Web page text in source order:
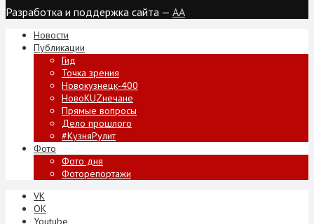
Разработка и поддержка сайта — AA
Новости
Публикации
Гид
Точка зрения
Новокузнецк-400
НовоKUZнечане
Прямые вопросы
Дело прошлого
#КузняРулит
Фото
Фото дня
Фоторепортажи
VK
ОК
Youtube